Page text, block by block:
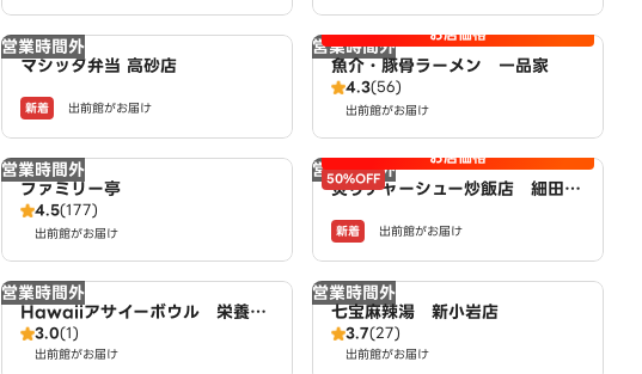
営業時間外
マシッタ弁当 高砂店
新着 出前館がお届け
営業時間外 お店価格
魚介・豚骨ラーメン 一品家
4.3(56)
出前館がお届け
営業時間外
ファミリー亭
4.5(177)
出前館がお届け
営業時間外
50%OFF
お店価格
炙りチャーシュー炒飯店 細田三
N新着 出前館がお届け
営業時間外
Hawaiiアサイーボウル 栄養満
点 fruit acai bowl 南小岩店
3.0(1)
出前館がお届け
営業時間外
七宝麻辣湯 新小岩店
3.7(27)
出前館がお届け